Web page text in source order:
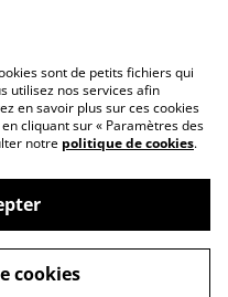
powered by
sont de petits fichiers qui
utilisez nos services afin
en savoir plus sur ces cookies
cliquant sur « Paramètres des
notre politique de cookies.
cookies